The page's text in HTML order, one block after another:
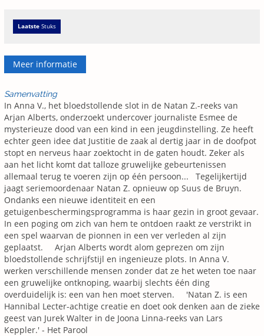
Laatste Stuks
Meer informatie
Samenvatting
In Anna V., het bloedstollende slot in de Natan Z.-reeks van
Arjan Alberts, onderzoekt undercover journaliste Esmee de
mysterieuze dood van een kind in een jeugdinstelling. Ze heeft
echter geen idee dat Justitie de zaak al dertig jaar in de doofpot
stopt en nerveus haar zoektocht in de gaten houdt. Zeker als
aan het licht komt dat talloze gruwelijke gebeurtenissen
allemaal terug te voeren zijn op één persoon... Tegelijkertijd
jaagt seriemoordenaar Natan Z. opnieuw op Suus de Bruyn.
Ondanks een nieuwe identiteit en een
getuigenbeschermingsprogramma is haar gezin in groot gevaar.
In een poging om zich van hem te ontdoen raakt ze verstrikt in
een spel waarvan de pionnen in een ver verleden al zijn
geplaatst. Arjan Alberts wordt alom geprezen om zijn
bloedstollende schrijfstijl en ingenieuze plots. In Anna V.
werken verschillende mensen zonder dat ze het weten toe naar
een gruwelijke ontknoping, waarbij slechts één ding
overduidelijk is: een van hen moet sterven. 'Natan Z. is een
Hannibal Lecter-achtige creatie en doet ook denken aan de zieke
geest van Jurek Walter in de Joona Linna-reeks van Lars
Keppler.' - Het Parool